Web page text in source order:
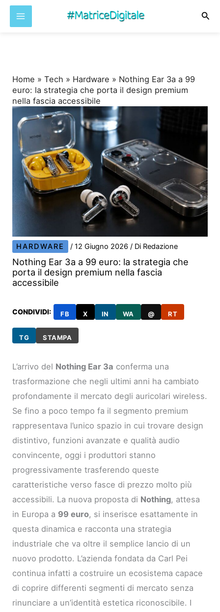
Home »Tech » Hardware » Nothing Ear 3a a 99
euro: la strategia che porta il design premium
nella fascia accessibile
HARDWARE /12 Giugno 2026/ Di Redazione
Nothing Ear 3a a 99 euro: la strategia che
porta il design premium nella fascia
accessibile
CONDIVIDI: FB X IN WA @ RT
TG STAMPA
L’arrivo del Nothing Ear 3a conferma una
trasformazione che negli ultimi anni ha cambiato
profondamente il mercato degli auricolari wireless.
Se fino a poco tempo fa il segmento premium
rappresentava l’unico spazio in cui trovare design
distintivo, funzioni avanzate e qualità audio
convincente, oggi i produttori stanno
progressivamente trasferendo queste
caratteristiche verso fasce di prezzo molto più
accessibili. La nuova proposta di Nothing, attesa
in Europa a 99 euro, si inserisce esattamente in
questa dinamica e racconta una strategia
industriale che va oltre il semplice lancio di un
nuovo prodotto. L’azienda fondata da Carl Pei
continua infatti a costruire un ecosistema capace
di coprire differenti segmenti di mercato senza
rinunciare a un’identità estetica riconoscibile. I